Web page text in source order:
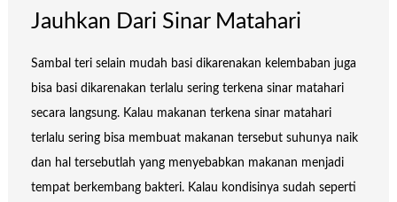
Jauhkan Dari Sinar Matahari
Sambal teri selain mudah basi dikarenakan kelembaban juga
bisa basi dikarenakan terlalu sering terkena sinar matahari
secara langsung. Kalau makanan terkena sinar matahari
terlalu sering bisa membuat makanan tersebut suhunya naik
dan hal tersebutlah yang menyebabkan makanan menjadi
tempat berkembang bakteri. Kalau kondisinya sudah seperti